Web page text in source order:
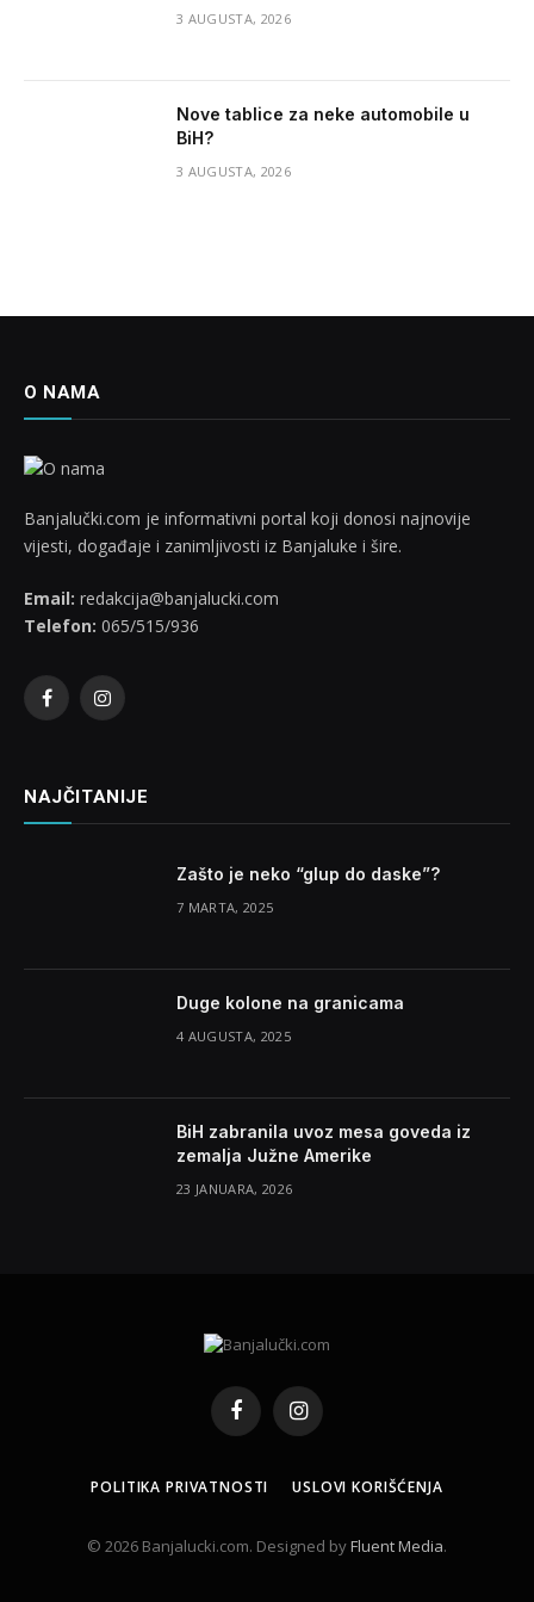
3 AUGUSTA, 2026
Nove tablice za neke automobile u
BiH?
3 AUGUSTA, 2026
O NAMA
Banjalučki.com je informativni portal koji donosi najnovije
vijesti, događaje i zanimljivosti iz Banjaluke i šire.
Email: redakcija@banjalucki.com
Telefon: 065/515/936
FacebookInstagram
NAJČITANIJE
Zašto je neko “glup do daske”?
7 MARTA, 2025
Duge kolone na granicama
4 AUGUSTA, 2025
BiH zabranila uvoz mesa goveda iz
zemalja Južne Amerike
23 JANUARA, 2026
FacebookInstagram
POLITIKA PRIVATNOSTI USLOVI KORIŠĆENJA
© 2026 Banjalucki.com. Designed byFluent Media.